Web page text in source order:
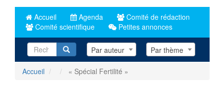
Accueil Agenda
Comité de rédaction
Comité scientifique
Petites annonces
RecherchePar auteur Par thème
Accueil « Spécial Fertilité »